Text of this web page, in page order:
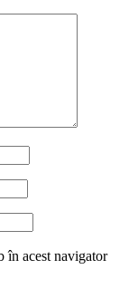
în acest navigator